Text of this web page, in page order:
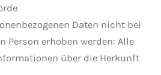
Daten nicht bei
Person erhoben werden: Alle
über die Herkunft